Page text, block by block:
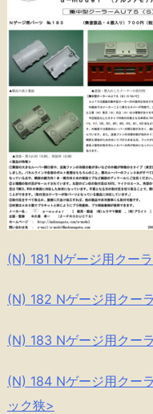
(N) 181 Nゲージ用クー
(N) 182 Nゲージ用クー
(N) 183 Nゲージ用クー
(N) 184 Nゲージ用クー
ック狭>